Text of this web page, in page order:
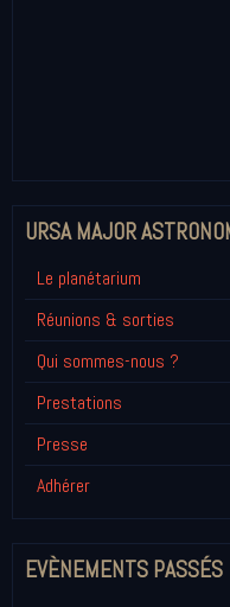
URSA MAJOR
Le planétarium
Réunions & sorties
Qui sommes-nous ?
Prestations
Presse
Adhérer
EVÈNEMENTS PASSÉS